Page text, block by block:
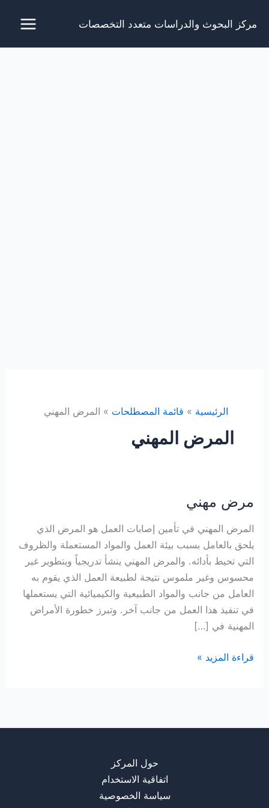
مركز البحوث والدراسات متعدد التخصصات
الرئيسية قائمة المصطلحات المرض المهني
المرض المهني
مرض مهني
المرض المهني في تأمين إصابات العمل هو المرض الذي
يلحق بالعامل بسبب بيئة العمل والمواد المستعملة والظروف
التي تحيط بأدائه. والمرض المهني ينشأ تدريجياً وبتطوير غير
محسوس وغير ملموس نتيجة لطبيعة العمل الذي يقوم به
العامل من جانب والمواد الطبيعية والكيميائية التي يستعملها
في تنفيذ هذا العمل من جانب آخر. وتبرز خطورة الأمراض
المهنية في […]
مرض
قراءة المزيد »
حول المركز
اتفاقية الاستخدام
سياسة الخصوصية